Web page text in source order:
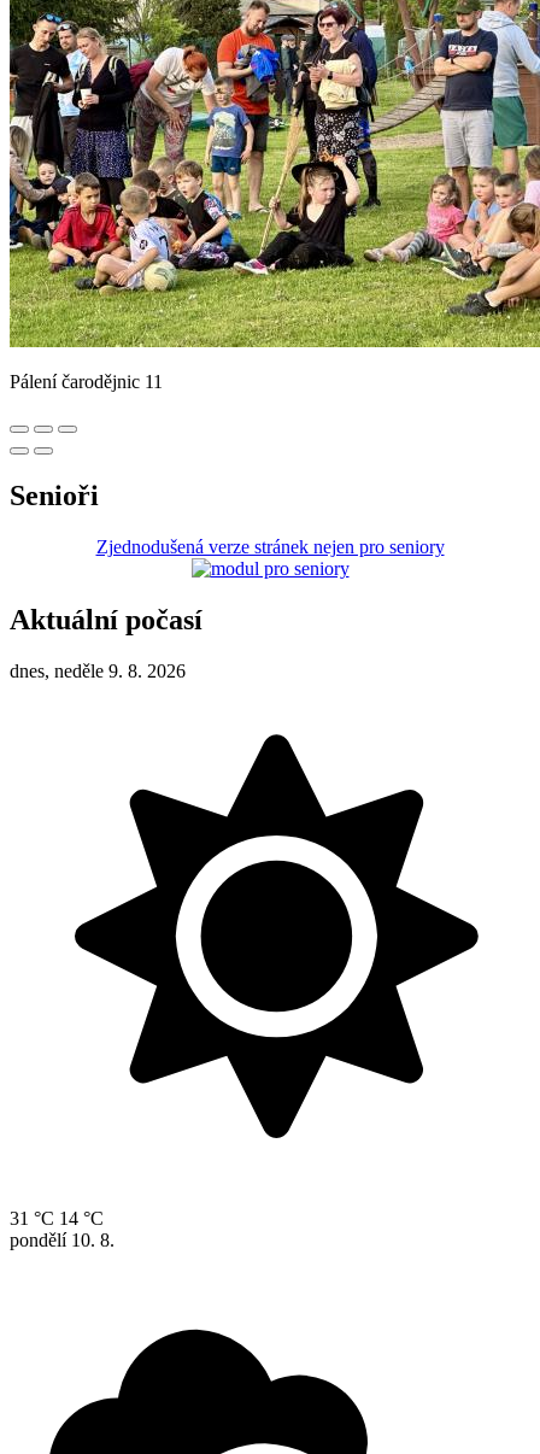
Pálení čarodějnic 11
Senioři
Zjednodušená verze stránek nejen pro seniory
Aktuální počasí
dnes, neděle 9. 8. 2026
31 °C 14 °C
pondělí 10. 8.